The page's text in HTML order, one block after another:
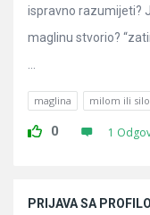
ispravno razumijeti?
maglinu stvorio?
maglina milom ili
0 1
PRIJAVA SA